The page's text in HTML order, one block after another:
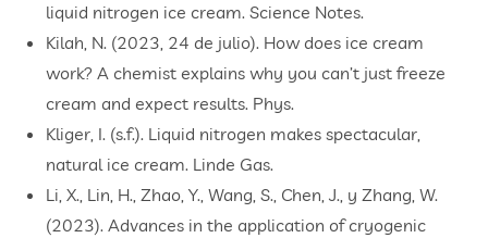
liquid nitrogen ice cream. Science Notes.
Kilah, N. (2023, 24 de julio). How does ice cream
work? A chemist explains why you can’t just freeze
cream and expect results. Phys.
Kliger, I. (s.f.). Liquid nitrogen makes spectacular,
natural ice cream. Linde Gas.
Li, X., Lin, H., Zhao, Y., Wang, S., Chen, J., y Zhang, W.
(2023). Advances in the application of cryogenic